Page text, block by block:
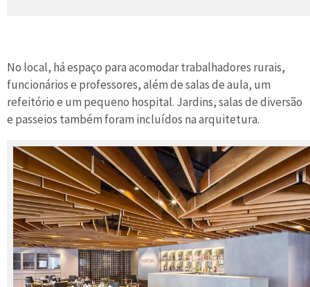
No local, há espaço para acomodar trabalhadores rurais,
funcionários e professores, além de salas de aula, um
refeitório e um pequeno hospital. Jardins, salas de diversão
e passeios também foram incluídos na arquitetura.